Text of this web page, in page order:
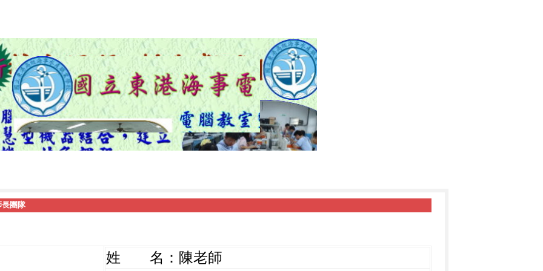
長團隊
姓 名：陳老師